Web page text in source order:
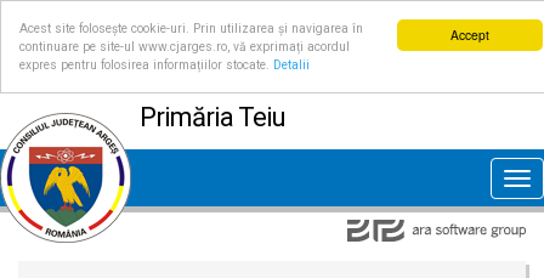
Accept
Acest site folosește cookie-uri. Prin utilizarea și navigarea în
continuare pe site-ul www.cjarges.ro, vă exprimați acordul
expres pentru folosirea informațiilor stocate.
Detalii
Primăria Teiu